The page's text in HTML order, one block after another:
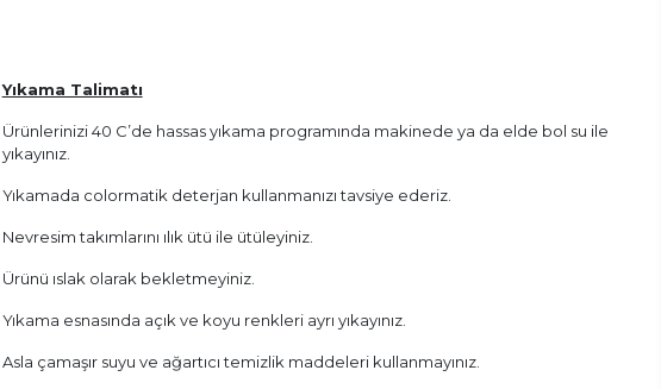
Yıkama Talimatı
Ürünlerinizi 40 C’de hassas yıkama programında makinede ya da elde bol su ile
yıkayınız.
Yıkamada colormatik deterjan kullanmanızı tavsiye ederiz.
Nevresim takımlarını ılık ütü ile ütüleyiniz.
Ürünü ıslak olarak bekletmeyiniz.
Yıkama esnasında açık ve koyu renkleri ayrı yıkayınız.
Asla çamaşır suyu ve ağartıcı temizlik maddeleri kullanmayınız.